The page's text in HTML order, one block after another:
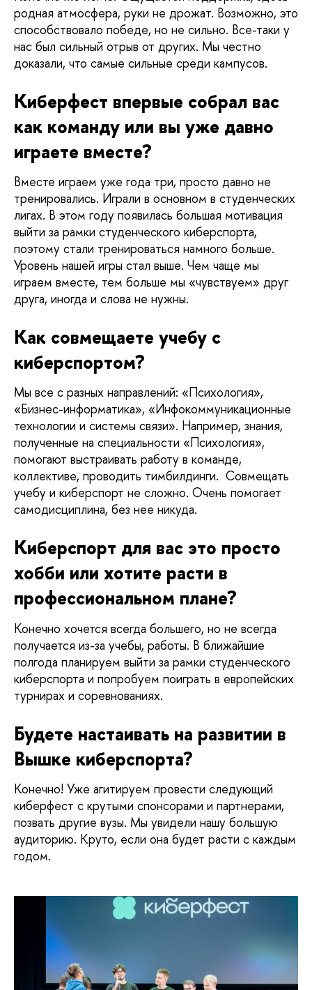
родная атмосфера, руки не дрожат. Возможно, это
способствовало победе, но не сильно. Все-таки у
нас был сильный отрыв от других. Мы честно
доказали, что самые сильные среди кампусов.
Киберфест впервые собрал вас
как команду или вы уже давно
играете вместе?
Вместе играем уже года три, просто давно не
тренировались. Играли в основном в студенческих
лигах. В этом году появилась большая мотивация
выйти за рамки студенческого киберспорта,
поэтому стали тренироваться намного больше.
Уровень нашей игры стал выше. Чем чаще мы
играем вместе, тем больше мы «чувствуем» друг
друга, иногда и слова не нужны.
Как совмещаете учебу с
киберспортом?
Мы все с разных направлений: «Психология»,
«Бизнес-информатика», «Инфокоммуникационные
технологии и системы связи». Например, знания,
полученные на специальности «Психология»,
помогают выстраивать работу в команде,
коллективе, проводить тимбилдинги.  Совмещать
учебу и киберспорт не сложно. Очень помогает
самодисциплина, без нее никуда.
Киберспорт для вас это просто
хобби или хотите расти в
профессиональном плане?
Конечно хочется всегда большего, но не всегда
получается из-за учебы, работы. В ближайшие
полгода планируем выйти за рамки студенческого
киберспорта и попробуем поиграть в европейских
турнирах и соревнованиях.
Будете настаивать на развитии в
Вышке киберспорта?
Конечно! Уже агитируем провести следующий
киберфест c крутыми спонсорами и партнерами,
позвать другие вузы. Мы увидели нашу большую
аудиторию. Круто, если она будет расти с каждым
годом.